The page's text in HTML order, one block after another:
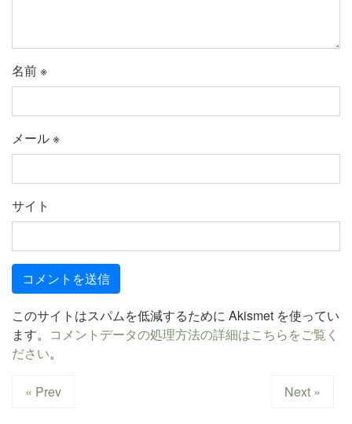
名前※
メール※
サイト
このサイトはスパムを低減するために Akismet を使ってい
ます。 コメントデータの処理方法の詳細はこちらをご覧く
ださい。
« Prev Next »